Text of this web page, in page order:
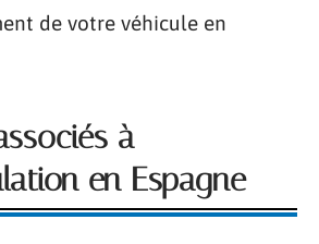
de votre véhicule en
à
en Espagne